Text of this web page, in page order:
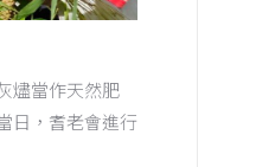
燼當作天然肥
日，耆老會進行